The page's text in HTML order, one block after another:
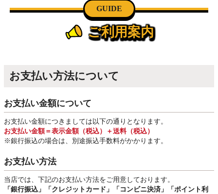
GUIDE
ご利用案内
お支払い方法について
お支払い金額について
お支払い金額につきましては以下の通りとなります。
お支払い金額＝表示金額（税込）＋送料（税込）
※銀行振込の場合は、別途振込手数料がかかります。
お支払い方法
当店では、下記のお支払い方法をご用意しております。
「銀行振込」
「クレジットカード」「コンビニ決済」「ポイント利